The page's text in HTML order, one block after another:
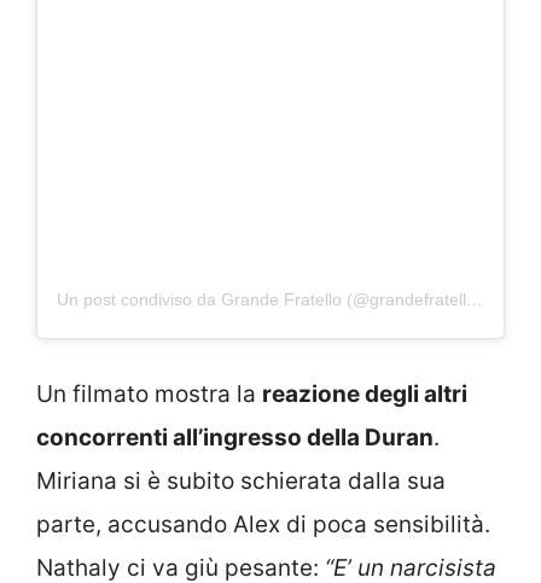
Un post condiviso da Grande Fratello (@grandefratellotv)
Un filmato mostra la reazione degli altri
concorrenti all’ingresso della Duran.
Miriana si è subito schierata dalla sua
parte, accusando Alex di poca sensibilità.
Nathaly ci va giù pesante: “E’ un narcisista